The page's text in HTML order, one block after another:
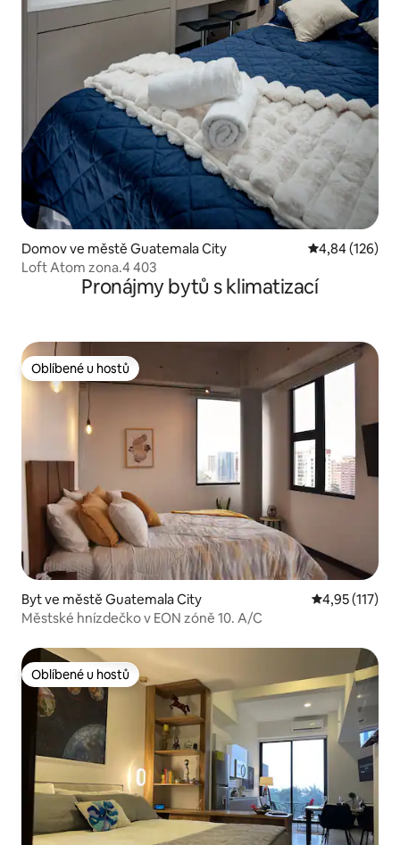
Domov ve městě Guatemala City Průměrné
4,84 (126)
Loft Atom zona.4 403
Pronájmy bytů s klimatizací
Oblíbené u hostů
Oblíbené u hostů
Byt ve městě Guatemala City Průměrné
4,95 (117)
Městské hnízdečko v EON zóně 10. A/C
Oblíbené u hostů
Oblíbené u hostů